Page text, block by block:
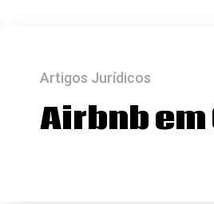
Artigos Jurídicos
Airbnb em